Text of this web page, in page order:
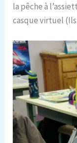
la pêche à
casque virtuel